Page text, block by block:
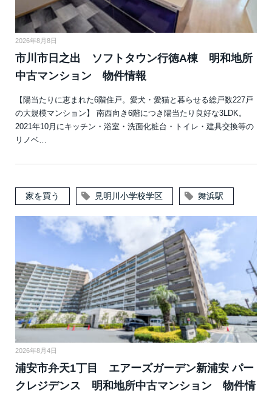
2026年8月8日
市川市日之出 ソフトタウン行徳A棟 明和地所
中古マンション 物件情報
【陽当たりに恵まれた6階住戸。愛犬・愛猫と暮らせる総戸数227戸
の大規模マンション】 南西向き6階につき陽当たり良好な3LDK。
2021年10月にキッチン・浴室・洗面化粧台・トイレ・建具交換等の
リノベ…
家を買う 見明川小学校学区 舞浜駅
2026年8月4日
浦安市弁天1丁目 エアーズガーデン新浦安 パー
クレジデンス 明和地所中古マンション 物件情